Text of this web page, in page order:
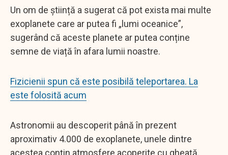
Un om de știință a sugerat că pot exista mai multe
exoplanete care ar putea fi „lumi oceanice”,
sugerând că aceste planete ar putea conține
semne de viață în afara lumii noastre.
Fizicienii spun că este posibilă teleportarea. La
este folosită acum
Astronomii au descoperit până în prezent
aproximativ 4.000 de exoplanete, unele dintre
acestea conțin atmosfere acoperite cu gheață,